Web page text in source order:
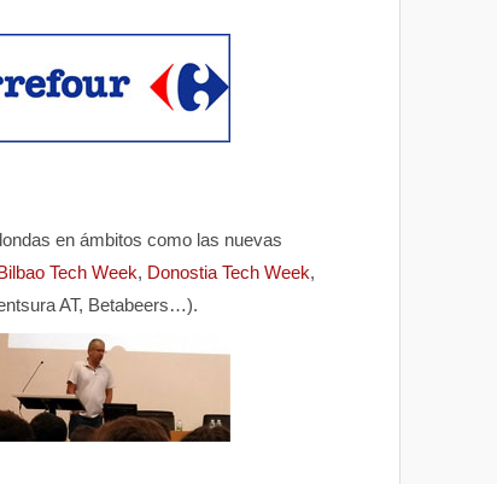
en ámbitos como las nuevas
Tech Week, Donostia Tech Week,
AT, Betabeers…).